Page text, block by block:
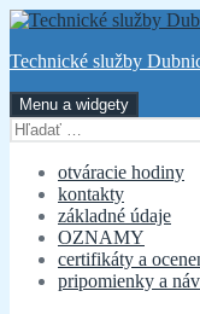
Preskočiť
obsah
Technické služby
Menu a widgety
Hľadať:
otváracie hodiny
kontakty
základné údaje
OZNAMY
certifikáty a
pripomienky a